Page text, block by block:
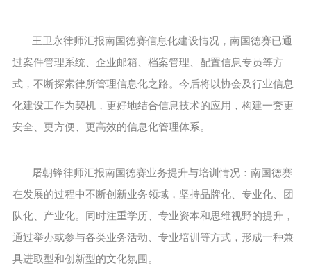
王卫永律师汇报南国德赛信息化建设情况，南国德赛已通
过案件管理系统、企业邮箱、档案管理、配置信息专员等方
式，不断探索律所管理信息化之路。今后将以协会及行业信息
化建设工作为契机，更好地结合信息技术的应用，构建一套更
安全、更方便、更高效的信息化管理体系。
屠朝锋律师汇报南国德赛业务提升与培训情况：南国德赛
在发展的过程中不断创新业务领域，坚持品牌化、专业化、团
队化、产业化。同时注重学历、专业资本和思维视野的提升，
通过举办或参与各类业务活动、专业培训等方式，形成一种兼
具进取型和创新型的文化氛围。